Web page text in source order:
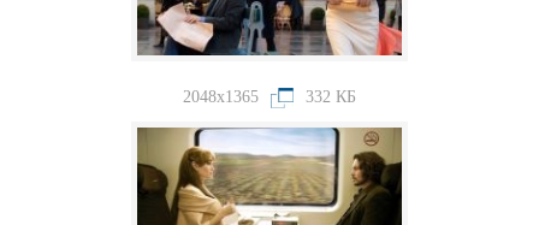
2048x1365 332 КБ